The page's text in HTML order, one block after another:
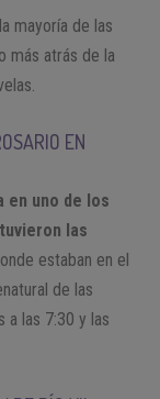
mayoría de las
más atrás de la
EN
en uno de los
las
estaban en el
de las
a las 7:30 y las